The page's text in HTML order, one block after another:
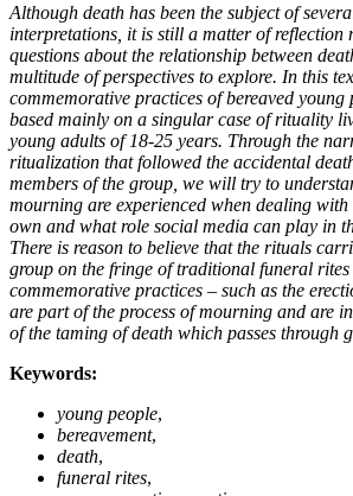
Although death has been the subject of
interpretations, it is still a matter of reflection
questions about the relationship between
multitude of perspectives to explore. In this
commemorative practices of bereaved young
based mainly on a singular case of rituality
young adults of 18-25 years. Through the
ritualization that followed the accidental
members of the group, we will try to
mourning are experienced when dealing
own and what role social media can play in
There is reason to believe that the rituals
group on the fringe of traditional funeral
commemorative practices – such as the
are part of the process of mourning and are
of the taming of death which passes through
Keywords:
young people,
bereavement,
death,
funeral rites,